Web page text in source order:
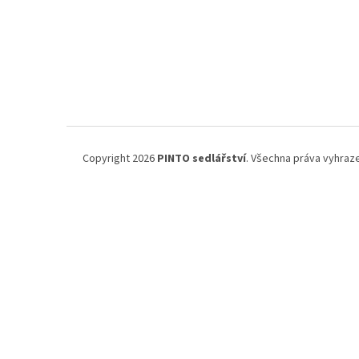
Copyright 2026 PINTO sedlářství. Všechna práva